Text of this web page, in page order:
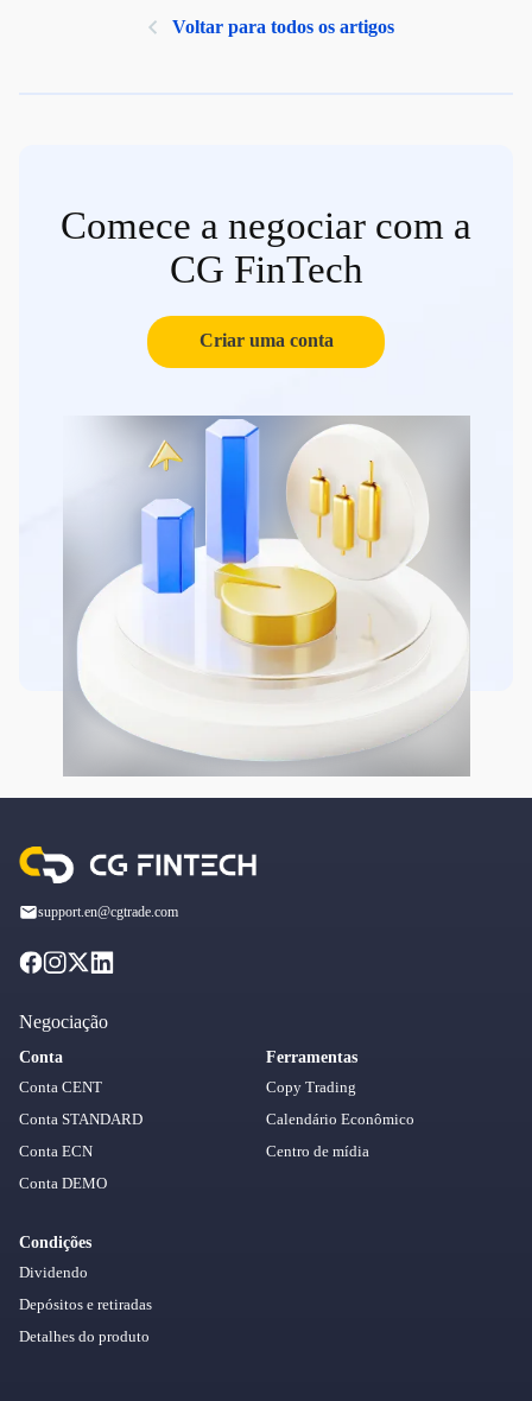
Voltar para todos os artigos
Comece a negociar com a
CG FinTech
Criar uma conta
support.en@cgtrade.com
Negociação
Conta
Conta CENT
Conta STANDARD
Conta ECN
Conta DEMO
Condições
Dividendo
Depósitos e retiradas
Detalhes do produto
Ferramentas
Copy Trading
Calendário Econômico
Centro de mídia